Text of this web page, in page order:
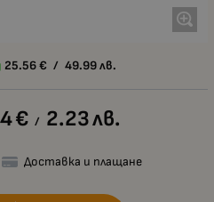
25.56 € / 49.99 лв.
€ / 2.23лв.
Доставка и плащане